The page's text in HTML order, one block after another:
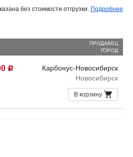
без стоимости отгрузки. Подробнее
ПРОДАВЕЦ
ГОРОД
Р
Карбонус-Новосибирск
Новосибирск
В корзину